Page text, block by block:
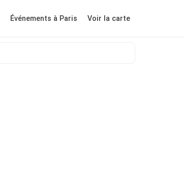
Événements à Paris Voir la carte